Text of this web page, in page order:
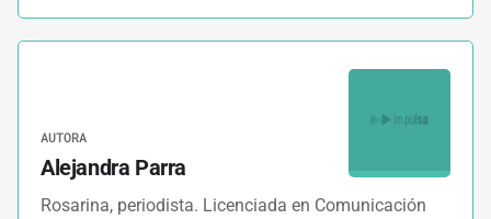
AUTORA
Alejandra Parra
Rosarina, periodista. Licenciada en Comunicación